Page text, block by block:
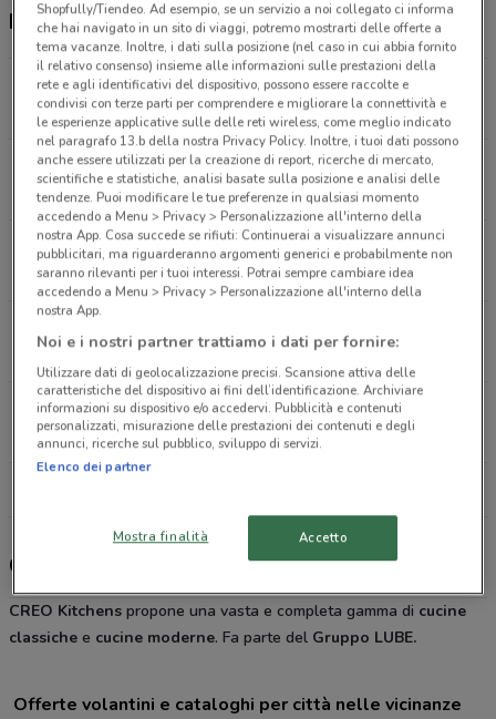
Negozi Creo Kitchen a Ciampino
Via San Francesco D'assisi, 95 Ciampino
383 m
Via Nettunense, Km.9 Cecchina
12.3 km
Via Ugo Ojetti, 458 Roma
16.7 km
17.4 km
Via Dei Prati Fiscali, 216 Roma
17.4 km
Creo Kitchen, offerte e negozi
CREO Kitchens propone una vasta e completa gamma di cucine
classiche e cucine moderne. Fa parte del Gruppo LUBE.
Offerte volantini e cataloghi per città nelle vicinanze
Shopfully/Tiendeo. Ad esempio, se un servizio a noi collegato ci informa
che hai navigato in un sito di viaggi, potremo mostrarti delle offerte a
tema vacanze. Inoltre, i dati sulla posizione (nel caso in cui abbia fornito
il relativo consenso) insieme alle informazioni sulle prestazioni della
rete e agli identificativi del dispositivo, possono essere raccolte e
condivisi con terze parti per comprendere e migliorare la connettività e
le esperienze applicative sulle delle reti wireless, come meglio indicato
nel paragrafo 13.b della nostra Privacy Policy. Inoltre, i tuoi dati possono
anche essere utilizzati per la creazione di report, ricerche di mercato,
scientifiche e statistiche, analisi basate sulla posizione e analisi delle
tendenze. Puoi modificare le tue preferenze in qualsiasi momento
accedendo a Menu > Privacy > Personalizzazione all'interno della
nostra App. Cosa succede se rifiuti: Continuerai a visualizzare annunci
pubblicitari, ma riguarderanno argomenti generici e probabilmente non
saranno rilevanti per i tuoi interessi. Potrai sempre cambiare idea
accedendo a Menu > Privacy > Personalizzazione all'interno della
nostra App.
Noi e i nostri partner trattiamo i dati per fornire:
Utilizzare dati di geolocalizzazione precisi. Scansione attiva delle
caratteristiche del dispositivo ai fini dell’identificazione. Archiviare
informazioni su dispositivo e/o accedervi. Pubblicità e contenuti
personalizzati, misurazione delle prestazioni dei contenuti e degli
annunci, ricerche sul pubblico, sviluppo di servizi.
Elenco dei partner
Mostra finalità Accetto